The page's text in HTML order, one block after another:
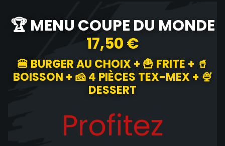
🏆 MENU COUPE DU MONDE
17,50 €
🍔 BURGER AU CHOIX + 🍟 FRITE + 🥤
BOISSON + 🧀 4 PIÈCES TEX-MEX + 🍨
DESSERT
Profitez